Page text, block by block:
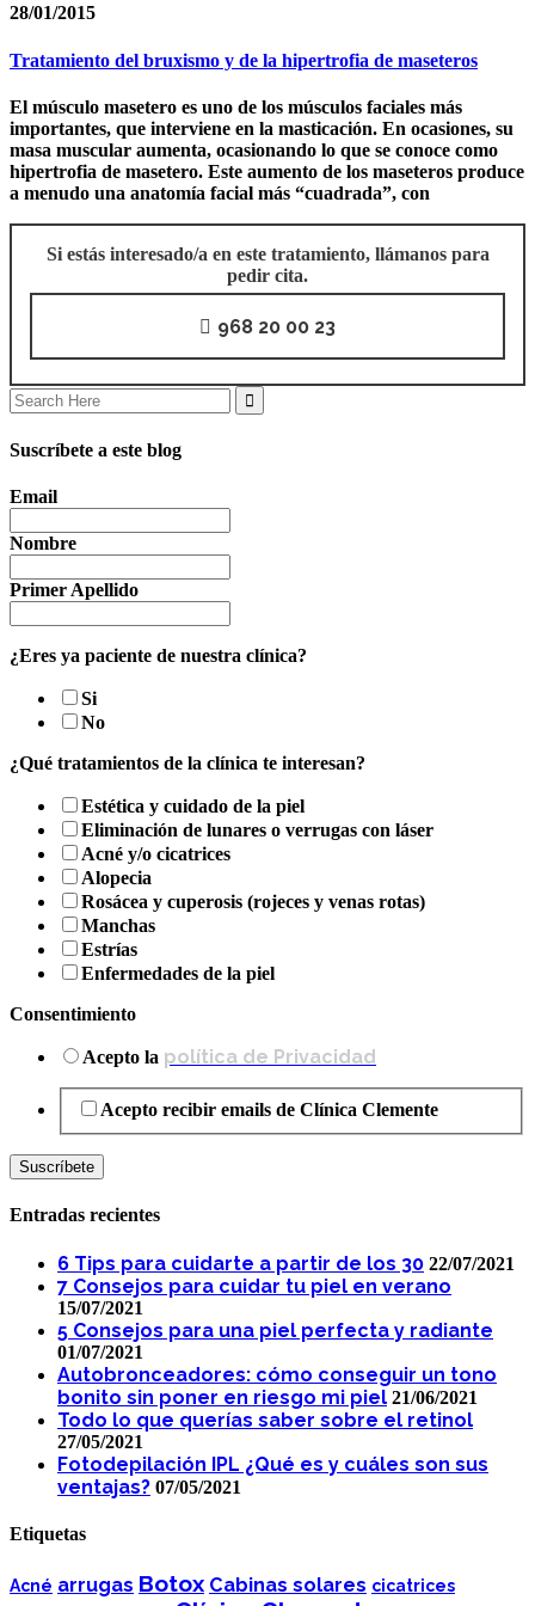
28/01/2015
Tratamiento del bruxismo y de la hipertrofia de maseteros
El músculo masetero es uno de los músculos faciales más
importantes, que interviene en la masticación. En ocasiones, su
masa muscular aumenta, ocasionando lo que se conoce como
hipertrofia de masetero. Este aumento de los maseteros produce
a menudo una anatomía facial más “cuadrada”, con
Si estás interesado/a en este tratamiento, llámanos para
pedir cita.
968 20 00 23
Search
for:
Suscríbete a este blog
Email
Nombre
Primer Apellido
¿Eres ya paciente de nuestra clínica?
Si
No
¿Qué tratamientos de la clínica te interesan?
Estética y cuidado de la piel
Eliminación de lunares o verrugas con láser
Acné y/o cicatrices
Alopecia
Rosácea y cuperosis (rojeces y venas rotas)
Manchas
Estrías
Enfermedades de la piel
Consentimiento
Acepto la política de Privacidad
Acepto recibir emails de Clínica Clemente
Entradas recientes
6 Tips para cuidarte a partir de los 30 22/07/2021
7 Consejos para cuidar tu piel en verano
15/07/2021
5 Consejos para una piel perfecta y radiante
01/07/2021
Autobronceadores: cómo conseguir un tono
bonito sin poner en riesgo mi piel 21/06/2021
Todo lo que querías saber sobre el retinol
27/05/2021
Fotodepilación IPL ¿Qué es y cuáles son sus
ventajas? 07/05/2021
Etiquetas
Acné arrugas Botox Cabinas solares cicatrices